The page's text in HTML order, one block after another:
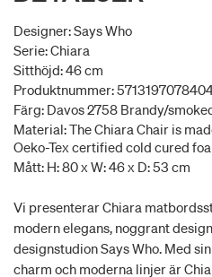
Designer: Says Who
Serie: Chiara
Sitthöjd: 46 cm
Produktnummer:
Färg: Davos 2758 Brandy/
Material: The Chiara Chair is
Oeko-Tex certified cold cured
Mått: H: 80 x W: 46 x D: 53 cm
Vi presenterar Chiara
modern elegans, noggrant
designstudion Says Who. Med
charm och moderna linjer är